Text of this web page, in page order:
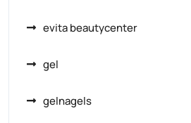
evita beautycenter
gel
gelnagels